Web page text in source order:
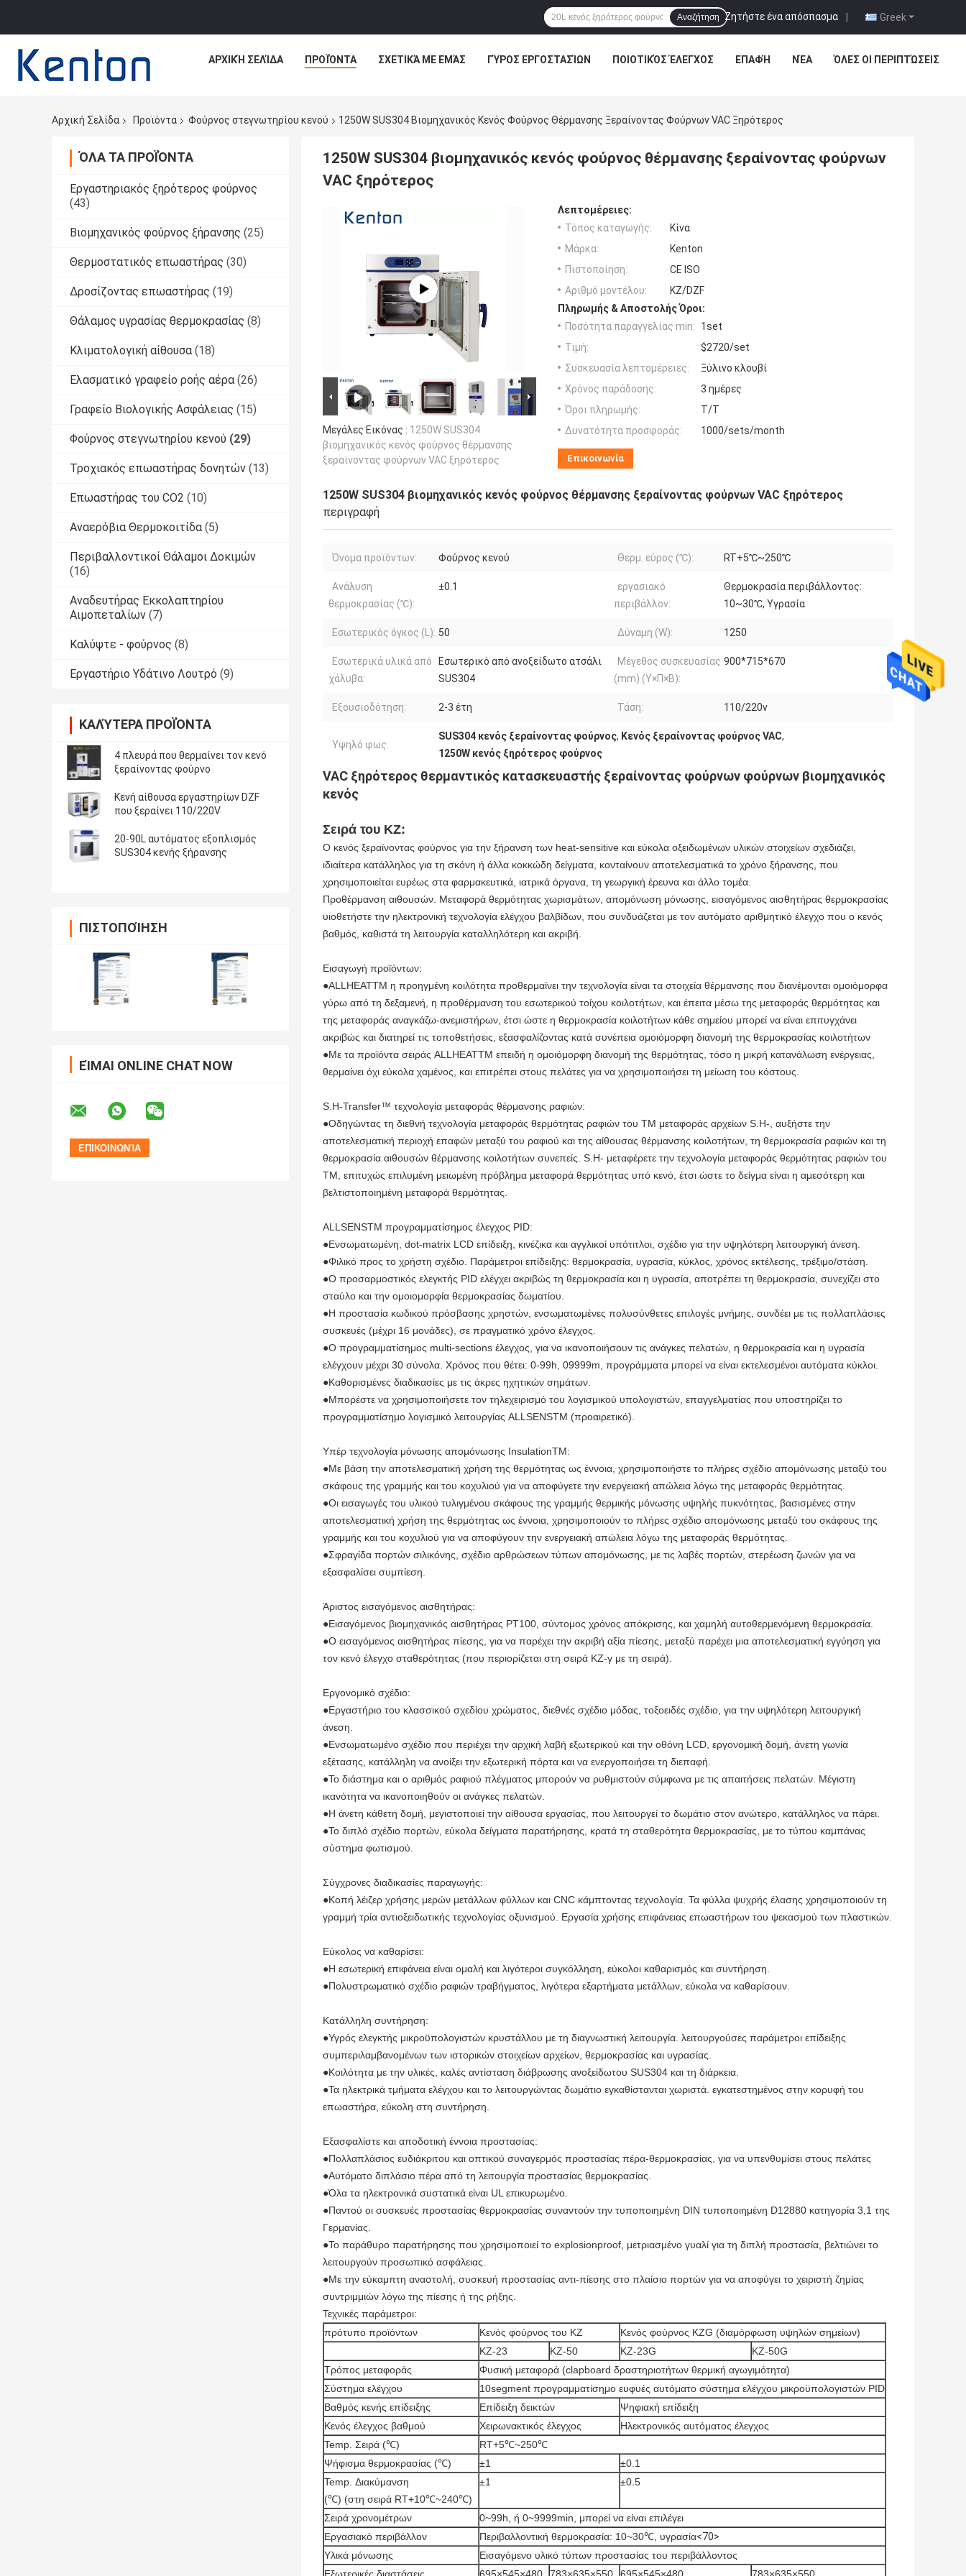
Greek
Ζητήστε ένα απόσπασμα |
Αναζήτηση
ΑΡΧΙΚΉ ΣΕΛΊΔΑ ΠΡΟΪΌΝΤΑ ΣΧΕΤΙΚΆ ΜΕ ΕΜΆΣ ΓΎΡΟΣ ΕΡΓΟΣΤΑΣΊΩΝ ΠΟΙΟΤΙΚΌΣ ΈΛΕΓΧΟΣ ΕΠΑΦΉ ΝΈΑ ΌΛΕΣ ΟΙ ΠΕΡΙΠΤΏΣΕΙΣ
Αρχική Σελίδα Προϊόντα Φούρνος στεγνωτηρίου κενού 1250W SUS304 Βιομηχανικός Κενός Φούρνος Θέρμανσης Ξεραίνοντας Φούρνων VAC Ξηρότερος
ΌΛΑ ΤΑ ΠΡΟΪΌΝΤΑ
Εργαστηριακός ξηρότερος φούρνος
(43)
Βιομηχανικός φούρνος ξήρανσης (25)
Θερμοστατικός επωαστήρας (30)
Δροσίζοντας επωαστήρας (19)
Θάλαμος υγρασίας θερμοκρασίας (8)
Κλιματολογική αίθουσα (18)
Ελασματικό γραφείο ροής αέρα (26)
Γραφείο Βιολογικής Ασφάλειας (15)
Φούρνος στεγνωτηρίου κενού (29)
Τροχιακός επωαστήρας δονητών (13)
Επωαστήρας του CO2 (10)
Αναερόβια Θερμοκοιτίδα (5)
Περιβαλλοντικοί Θάλαμοι Δοκιμών
(16)
Αναδευτήρας Εκκολαπτηρίου
Αιμοπεταλίων (7)
Καλύψτε - φούρνος (8)
Εργαστήριο Υδάτινο Λουτρό (9)
ΚΑΛΎΤΕΡΑ ΠΡΟΪΌΝΤΑ
4 πλευρά που θερμαίνει τον κενό
ξεραίνοντας φούρνο
Κενή αίθουσα εργαστηρίων DZF
που ξεραίνει 110/220V
20-90L αυτόματος εξοπλισμός
SUS304 κενής ξήρανσης
ΠΙΣΤΟΠΟΊΗΣΗ
ΕΊΜΑΙ ONLINE CHAT NOW
1250W SUS304 βιομηχανικός κενός φούρνος θέρμανσης ξεραίνοντας φούρνων
VAC ξηρότερος
Μεγάλες Εικόνας : 1250W SUS304
βιομηχανικός κενός φούρνος θέρμανσης
ξεραίνοντας φούρνων VAC ξηρότερος
Λεπτομέρειες:
Τόπος καταγωγής:
Κίνα
Μάρκα:
Kenton
Πιστοποίηση:
CE ISO
Αριθμό μοντέλου:
KZ/DZF
Πληρωμής & Αποστολής Όροι:
Ποσότητα παραγγελίας min:
1set
Τιμή:
$2720/set
Συσκευασία λεπτομέρειες:
Ξύλινο κλουβί
Χρόνος παράδοσης:
3 ημέρες
Όροι πληρωμής:
T/T
Δυνατότητα προσφοράς:
1000/sets/month
Επικοινωνία
1250W SUS304 βιομηχανικός κενός φούρνος θέρμανσης ξεραίνοντας φούρνων VAC ξηρότερος
περιγραφή
Όνομα προϊόντων: Φούρνος κενού Θερμ. εύρος (℃): RT+5℃~250℃
Ανάλυση
θερμοκρασίας (℃):
±0.1
εργασιακό
περιβάλλον:
Θερμοκρασία περιβάλλοντος:
10~30℃, Υγρασία
Εσωτερικός όγκος (L): 50 Δύναμη (W): 1250
Εσωτερικά υλικά από
χάλυβα:
Εσωτερικό από ανοξείδωτο ατσάλι
SUS304
Μέγεθος συσκευασίας
(mm) (Υ×Π×Β):
900*715*670
Εξουσιοδότηση: 2-3 έτη Τάση: 110/220v
Υψηλό φως:
SUS304 κενός ξεραίνοντας φούρνος, Κενός ξεραίνοντας φούρνος VAC,
1250W κενός ξηρότερος φούρνος
VAC ξηρότερος θερμαντικός κατασκευαστής ξεραίνοντας φούρνων φούρνων βιομηχανικός
κενός
Σειρά του KZ:
Ο κενός ξεραίνοντας φούρνος για την ξήρανση των heat-sensitive και εύκολα οξειδωμένων υλικών στοιχείων σχεδιάζει,
ιδιαίτερα κατάλληλος για τη σκόνη ή άλλα κοκκώδη δείγματα, κονταίνουν αποτελεσματικά το χρόνο ξήρανσης, που
χρησιμοποιείται ευρέως στα φαρμακευτικά, ιατρικά όργανα, τη γεωργική έρευνα και άλλο τομέα.
Προθέρμανση αιθουσών. Μεταφορά θερμότητας χωρισμάτων, απομόνωση μόνωσης, εισαγόμενος αισθητήρας θερμοκρασίας
υιοθετήστε την ηλεκτρονική τεχνολογία ελέγχου βαλβίδων, που συνδυάζεται με τον αυτόματο αριθμητικό έλεγχο που ο κενός
βαθμός, καθιστά τη λειτουργία καταλληλότερη και ακριβή.
Εισαγωγή προϊόντων:
●ALLHEATTM η προηγμένη κοιλότητα προθερμαίνει την τεχνολογία είναι τα στοιχεία θέρμανσης που διανέμονται ομοιόμορφα
γύρω από τη δεξαμενή, η προθέρμανση του εσωτερικού τοίχου κοιλοτήτων, και έπειτα μέσω της μεταφοράς θερμότητας και
της μεταφοράς αναγκάζω-ανεμιστήρων, έτσι ώστε η θερμοκρασία κοιλοτήτων κάθε σημείου μπορεί να είναι επιτυγχάνει
ακριβώς και διατηρεί τις τοποθετήσεις, εξασφαλίζοντας κατά συνέπεια ομοιόμορφη διανομή της θερμοκρασίας κοιλοτήτων
●Με τα προϊόντα σειράς ALLHEATTM επειδή η ομοιόμορφη διανομή της θερμότητας, τόσο η μικρή κατανάλωση ενέργειας,
θερμαίνει όχι εύκολα χαμένος, και επιτρέπει στους πελάτες για να χρησιμοποιήσει τη μείωση του κόστους.
S.H-Transfer™ τεχνολογία μεταφοράς θέρμανσης ραφιών:
●Οδηγώντας τη διεθνή τεχνολογία μεταφοράς θερμότητας ραφιών του TM μεταφοράς αρχείων S.H-, αυξήστε την
αποτελεσματική περιοχή επαφών μεταξύ του ραφιού και της αίθουσας θέρμανσης κοιλοτήτων, τη θερμοκρασία ραφιών και τη
θερμοκρασία αιθουσών θέρμανσης κοιλοτήτων συνεπείς. S.H- μεταφέρετε την τεχνολογία μεταφοράς θερμότητας ραφιών του
TM, επιτυχώς επιλυμένη μειωμένη πρόβλημα μεταφορά θερμότητας υπό κενό, έτσι ώστε το δείγμα είναι η αμεσότερη και
βελτιστοποιημένη μεταφορά θερμότητας.
ALLSENSTM προγραμματίσημος έλεγχος PID:
●Ενσωματωμένη, dot-matrix LCD επίδειξη, κινέζικα και αγγλικοί υπότιτλοι, σχέδιο για την υψηλότερη λειτουργική άνεση.
●Φιλικό προς το χρήστη σχέδιο. Παράμετροι επίδειξης: θερμοκρασία, υγρασία, κύκλος, χρόνος εκτέλεσης, τρέξιμο/στάση.
●Ο προσαρμοστικός ελεγκτής PID ελέγχει ακριβώς τη θερμοκρασία και η υγρασία, αποτρέπει τη θερμοκρασία, συνεχίζει στο
σταύλο και την ομοιομορφία θερμοκρασίας δωματίου.
●Η προστασία κωδικού πρόσβασης χρηστών, ενσωματωμένες πολυσύνθετες επιλογές μνήμης, συνδέει με τις πολλαπλάσιες
συσκευές (μέχρι 16 μονάδες), σε πραγματικό χρόνο έλεγχος.
●Ο προγραμματίσημος multi-sections έλεγχος, για να ικανοποιήσουν τις ανάγκες πελατών, η θερμοκρασία και η υγρασία
ελέγχουν μέχρι 30 σύνολα. Χρόνος που θέτει: 0-99h, 09999m, προγράμματα μπορεί να είναι εκτελεσμένοι αυτόματα κύκλοι.
●Καθορισμένες διαδικασίες με τις άκρες ηχητικών σημάτων.
●Μπορέστε να χρησιμοποιήσετε τον τηλεχειρισμό του λογισμικού υπολογιστών, επαγγελματίας που υποστηρίζει το
προγραμματίσημο λογισμικό λειτουργίας ALLSENSTM (προαιρετικό).
Υπέρ τεχνολογία μόνωσης απομόνωσης InsulationTM:
●Με βάση την αποτελεσματική χρήση της θερμότητας ως έννοια, χρησιμοποιήστε το πλήρες σχέδιο απομόνωσης μεταξύ του
σκάφους της γραμμής και του κοχυλιού για να αποφύγετε την ενεργειακή απώλεια λόγω της μεταφοράς θερμότητας.
●Οι εισαγωγές του υλικού τυλιγμένου σκάφους της γραμμής θερμικής μόνωσης υψηλής πυκνότητας, βασισμένες στην
αποτελεσματική χρήση της θερμότητας ως έννοια, χρησιμοποιούν το πλήρες σχέδιο απομόνωσης μεταξύ του σκάφους της
γραμμής και του κοχυλιού για να αποφύγουν την ενεργειακή απώλεια λόγω της μεταφοράς θερμότητας.
●Σφραγίδα πορτών σιλικόνης, σχέδιο αρθρώσεων τύπων απομόνωσης, με τις λαβές πορτών, στερέωση ζωνών για να
εξασφαλίσει συμπίεση.
Άριστος εισαγόμενος αισθητήρας:
●Εισαγόμενος βιομηχανικός αισθητήρας PT100, σύντομος χρόνος απόκρισης, και χαμηλή αυτοθερμενόμενη θερμοκρασία.
●Ο εισαγόμενος αισθητήρας πίεσης, για να παρέχει την ακριβή αξία πίεσης, μεταξύ παρέχει μια αποτελεσματική εγγύηση για
τον κενό έλεγχο σταθερότητας (που περιορίζεται στη σειρά KZ-γ με τη σειρά).
Εργονομικό σχέδιο:
●Εργαστήριο του κλασσικού σχεδίου χρώματος, διεθνές σχέδιο μόδας, τοξοειδές σχέδιο, για την υψηλότερη λειτουργική
άνεση.
●Ενσωματωμένο σχέδιο που περιέχει την αρχική λαβή εξωτερικού και την οθόνη LCD, εργονομική δομή, άνετη γωνία
εξέτασης, κατάλληλη να ανοίξει την εξωτερική πόρτα και να ενεργοποιήσει τη διεπαφή.
●Το διάστημα και ο αριθμός ραφιού πλέγματος μπορούν να ρυθμιστούν σύμφωνα με τις απαιτήσεις πελατών. Μέγιστη
ικανότητα να ικανοποιηθούν οι ανάγκες πελατών.
●Η άνετη κάθετη δομή, μεγιστοποιεί την αίθουσα εργασίας, που λειτουργεί το δωμάτιο στον ανώτερο, κατάλληλος να πάρει.
●Το διπλό σχέδιο πορτών, εύκολα δείγματα παρατήρησης, κρατά τη σταθερότητα θερμοκρασίας, με το τύπου καμπάνας
σύστημα φωτισμού.
Σύγχρονες διαδικασίες παραγωγής:
●Κοπή λέιζερ χρήσης μερών μετάλλων φύλλων και CNC κάμπτοντας τεχνολογία. Τα φύλλα ψυχρής έλασης χρησιμοποιούν τη
γραμμή τρία αντιοξειδωτικής τεχνολογίας οξυνισμού. Εργασία χρήσης επιφάνειας επωαστήρων του ψεκασμού των πλαστικών.
Εύκολος να καθαρίσει:
●Η εσωτερική επιφάνεια είναι ομαλή και λιγότεροι συγκόλληση, εύκολοι καθαρισμός και συντήρηση.
●Πολυστρωματικό σχέδιο ραφιών τραβήγματος, λιγότερα εξαρτήματα μετάλλων, εύκολα να καθαρίσουν.
Κατάλληλη συντήρηση:
●Υγρός ελεγκτής μικροϋπολογιστών κρυστάλλου με τη διαγνωστική λειτουργία. λειτουργούσες παράμετροι επίδειξης
συμπεριλαμβανομένων των ιστορικών στοιχείων αρχείων, θερμοκρασίας και υγρασίας.
●Κοιλότητα με την υλικές, καλές αντίσταση διάβρωσης ανοξείδωτου SUS304 και τη διάρκεια.
●Τα ηλεκτρικά τμήματα ελέγχου και το λειτουργώντας δωμάτιο εγκαθίστανται χωριστά. εγκατεστημένος στην κορυφή του
επωαστήρα, εύκολη στη συντήρηση.
Εξασφαλίστε και αποδοτική έννοια προστασίας:
●Πολλαπλάσιος ευδιάκριτου και οπτικού συναγερμός προστασίας πέρα-θερμοκρασίας, για να υπενθυμίσει στους πελάτες
●Αυτόματο διπλάσιο πέρα από τη λειτουργία προστασίας θερμοκρασίας.
●Όλα τα ηλεκτρονικά συστατικά είναι UL επικυρωμένο.
●Παντού οι συσκευές προστασίας θερμοκρασίας συναντούν την τυποποιημένη DIN τυποποιημένη D12880 κατηγορία 3,1 της
Γερμανίας.
●Το παράθυρο παρατήρησης που χρησιμοποιεί το explosionproof, μετριασμένο γυαλί για τη διπλή προστασία, βελτιώνει το
λειτουργούν προσωπικό ασφάλειας.
●Με την εύκαμπτη αναστολή, συσκευή προστασίας αντι-πίεσης στο πλαίσιο πορτών για να αποφύγει το χειριστή ζημίας
συντριμμιών λόγω της πίεσης ή της ρήξης.
Τεχνικές παράμετροι:
πρότυπο προϊόντων
Κενός φούρνος του KZ
Κενός φούρνος KZG (διαμόρφωση υψηλών σημείων)
KZ-23
KZ-50 KZ-23G
KZ-50G
Τρόπος μεταφοράς
Φυσική μεταφορά (clapboard δραστηριοτήτων θερμική αγωγιμότητα)
Σύστημα ελέγχου
10segment προγραμματίσημο ευφυές αυτόματο σύστημα ελέγχου μικροϋπολογιστών PID
Βαθμός κενής επίδειξης
Επίδειξη δεικτών
Ψηφιακή επίδειξη
Κενός έλεγχος βαθμού
Χειρωνακτικός έλεγχος
Ηλεκτρονικός αυτόματος έλεγχος
Temp. Σειρά (℃)
RT+5℃~250℃
Ψήφισμα θερμοκρασίας (℃)
±1
±0.1
Temp. Διακύμανση
(℃) (στη σειρά RT+10℃~240℃)
±1 ±0.5
Σειρά χρονομέτρων
0~99h, ή 0~9999min, μπορεί να είναι επιλέγει
Εργασιακό περιβάλλον
Περιβαλλοντική θερμοκρασία: 10~30℃, υγρασία<70>
Υλικά μόνωσης
Εισαγόμενο υλικό τύπων προστασίας του περιβάλλοντος